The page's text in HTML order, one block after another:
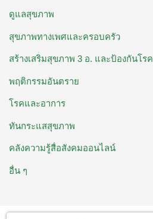
ดูแลสุขภาพ
สุขภาพทางเพศและครอบครัว
สร้างเสริมสุขภาพ 3 อ. ​และป้องกันโรค
พฤติกรรมอันตราย
โรคและอาการ
ทันกระแสสุขภาพ
คลังความรู้สื่อสังคมออนไลน์
อื่น ๆ